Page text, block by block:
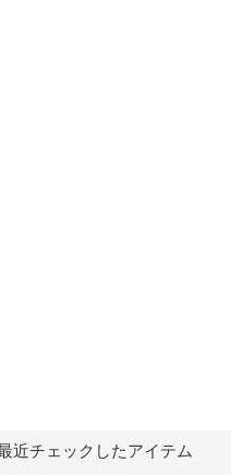
近チェックしたアイテム